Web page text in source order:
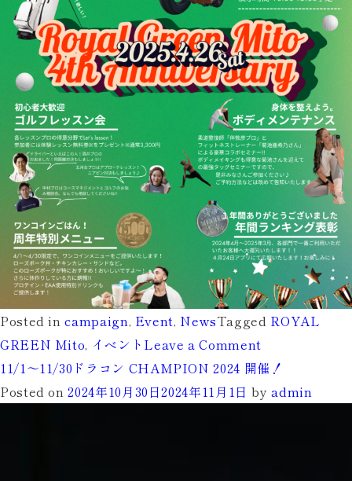
Posted incampaign, Event, NewsTagged ROYAL
GREEN Mito, イベント Leave a Commenton
ROYAL
GREEN
11/1～11/30ドラコン CHAMPION 2024 開催！
Posted on2024年10月30日2024年11月1日 byadmin